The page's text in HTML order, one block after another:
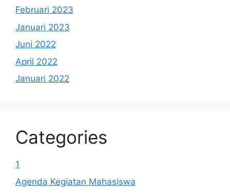
Februari 2023
Januari 2023
Juni 2022
April 2022
Januari 2022
Categories
1
Agenda Kegiatan Mahasiswa